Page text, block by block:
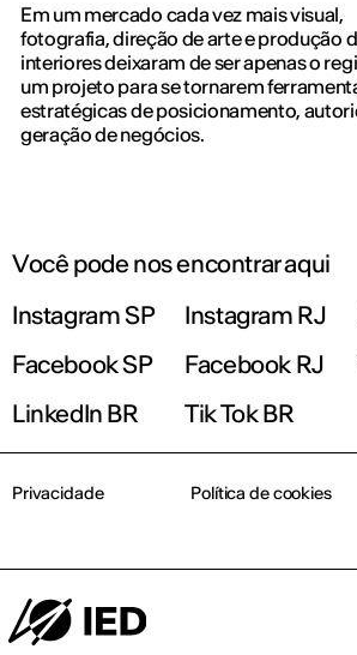
Em um mercado cada vez mais visual,
fotografia, direção de arte e produção
interiores deixaram de ser apenas o
um projeto para se tornarem
estratégicas de posicionamento,
geração de negócios.
Você pode nos encontrar aqui
Instagram SP
Instagram RJ
Facebook SP
Facebook RJ
LinkedIn BR
Tik Tok BR
Privacidade Política de cookies